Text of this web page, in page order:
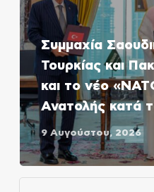
Συμμαχία
Τουρκίας και
και το νέο
Ανατολής κατά
9 Αυγούστου, 2026